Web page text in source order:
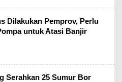
Dilakukan Pemprov, Perlu
untuk Atasi Banjir
Serahkan 25 Sumur Bor